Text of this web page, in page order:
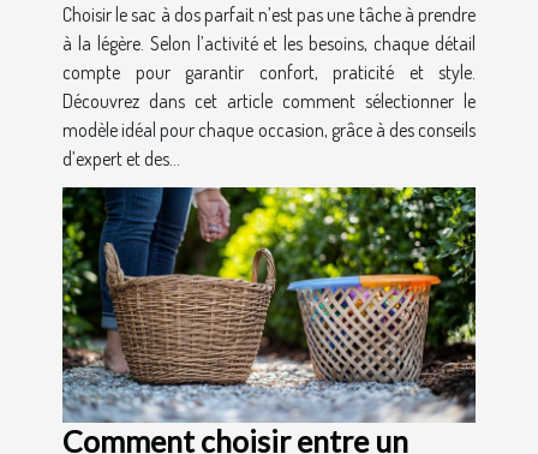
Choisir le sac à dos parfait n’est pas une tâche à prendre
à la légère. Selon l’activité et les besoins, chaque détail
compte pour garantir confort, praticité et style.
Découvrez dans cet article comment sélectionner le
modèle idéal pour chaque occasion, grâce à des conseils
d’expert et des...
Comment choisir entre un